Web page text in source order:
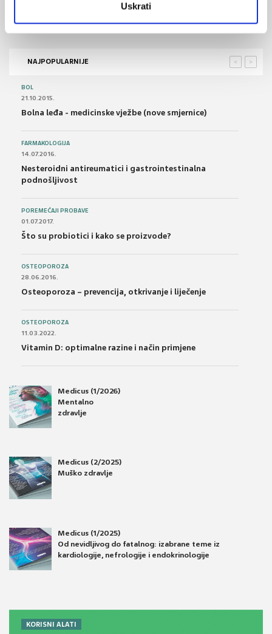
Uskrati
NAJPOPULARNIJE >
<
BOL
21.10.2015.
Bolna leđa - medicinske vježbe (nove smjernice)
FARMAKOLOGIJA
14.07.2016.
Nesteroidni antireumatici i gastrointestinalna
podnošljivost
POREMEĆAJI PROBAVE
01.07.2017.
Što su probiotici i kako se proizvode?
OSTEOPOROZA
28.06.2016.
Osteoporoza – prevencija, otkrivanje i liječenje
OSTEOPOROZA
11.03.2022.
Vitamin D: optimalne razine i način primjene
Medicus (1/2026)
Mentalno
zdravlje
Medicus (2/2025)
Muško zdravlje
Medicus (1/2025)
Od nevidljivog do fatalnog: izabrane teme iz
kardiologije, nefrologije i endokrinologije
KORISNI ALATI